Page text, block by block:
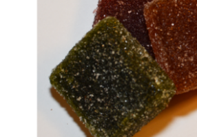
DÉTAILS